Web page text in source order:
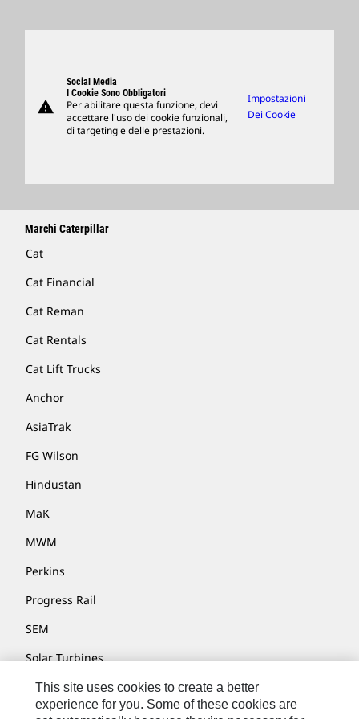
Support
Merchandising
Trova Un Dealer
warning
Social Media
I Cookie Sono Obbligatori
Per abilitare questa funzione, devi
accettare l'uso dei cookie funzionali,
di targeting e delle prestazioni.
Impostazioni
Dei Cookie
Marchi Caterpillar
Cat
Cat Financial
Cat Reman
Cat Rentals
Cat Lift Trucks
Anchor
AsiaTrak
FG Wilson
Hindustan
MaK
MWM
Perkins
Progress Rail
SEM
Solar Turbines
SPM Oil & Gas
Turner Powertrain Systems
This site uses cookies to create a better
experience for you. Some of these cookies are